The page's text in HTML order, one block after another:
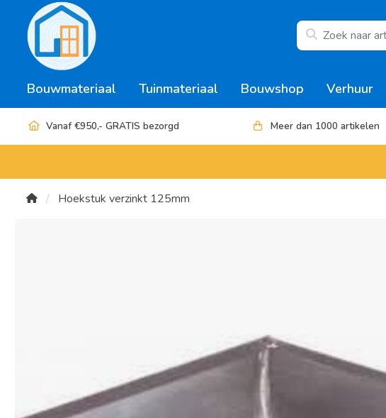
Bouwmateriaal Tuinmateriaal Bouwshop Verhuur
Vanaf €950,- GRATIS bezorgd Meer dan 1000 artikelen
Hoekstuk verzinkt 125mm